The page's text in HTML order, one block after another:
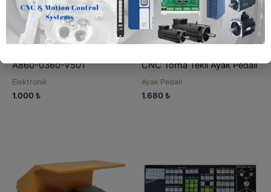
A860-0360-V501
Elektronik
1.000₺
CNC Torna Tekli Ayak Pedalı
Ayak Pedalı
1.680₺